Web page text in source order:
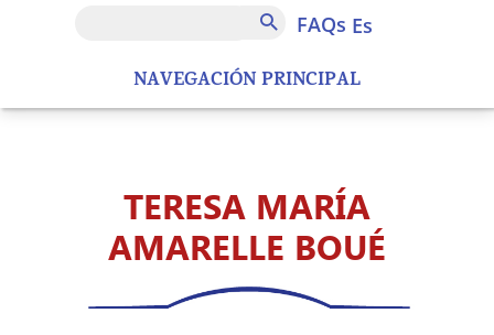
NAVEGACIÓN PRINCIPAL
FAQs
FAQs es
TERESA MARÍA
AMARELLE BOUÉ